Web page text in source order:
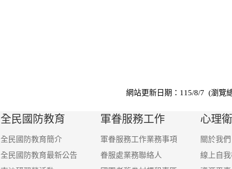
網站更新日期：115/8/7 (瀏覽
全民國防教育
全民國防教育簡介
全民國防教育最新公告
軍眷服務工作
軍眷服務工作業務事項
眷服處業務聯絡人
心理
關於我們
線上自我